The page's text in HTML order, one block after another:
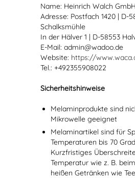
Name: Heinrich Walch
Adresse: Postfach 1420 | D-
Schalksmühle
In der Hälver 1 | D-58553
E-Mail: admin@wadoo.de
Website: https://
Tel.: +492355908022
Sicherheitshinweise
Melaminprodukte sind
Mikrowelle geeignet
Melaminartikel sind für
Temperaturen bis 70
Kurzfristiges
Temperatur wie z. B.
heißen Getränken wie